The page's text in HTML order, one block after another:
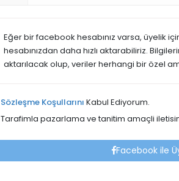
Eğer bir facebook hesabınız varsa, üyelik
hesabınızdan daha hızlı aktarabiliriz.
aktarılacak olup, veriler herhangi bir özel
Sözleşme Koşullarını Kabul Ediyorum.
Tarafimla pazarlama ve tanitim amaçli
Facebook ile